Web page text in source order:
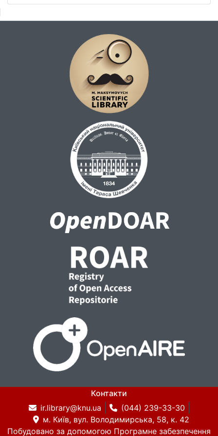
суспільні погляди книжників
культурноестетичних епох Середньовіччя
Ключові слова: інтерпретаційна модель,
образ правителя, володар, Середньовіччя,
Бароко, історико-філософська модель,
світський тип, церковний тип, історико-
політична модель, образ національного
Контакти
ir.library@knu.ua
(044) 239-33-30
м. Київ, вул. Володимирська, 58, к. 42
Побудовано за допомогою Програмне забезпечення